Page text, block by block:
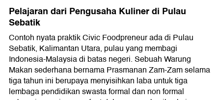
Pelajaran dari Pengusaha Kuliner di Pulau
Sebatik
Contoh nyata praktik Civic Foodpreneur ada di Pulau
Sebatik, Kalimantan Utara, pulau yang membagi
Indonesia-Malaysia di batas negeri. Sebuah Warung
Makan sederhana bernama Prasmanan Zam-Zam selama
tiga tahun ini berupaya menyisihkan laba untuk tiga
lembaga pendidikan swasta formal dan non formal